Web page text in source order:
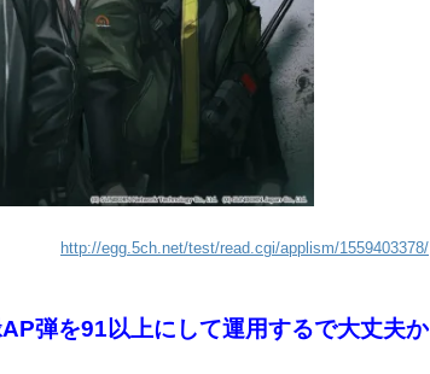
http://egg.5ch.net/test/read.cgi/applism/1559403378/
弾を91以上にして運用するで大丈夫か